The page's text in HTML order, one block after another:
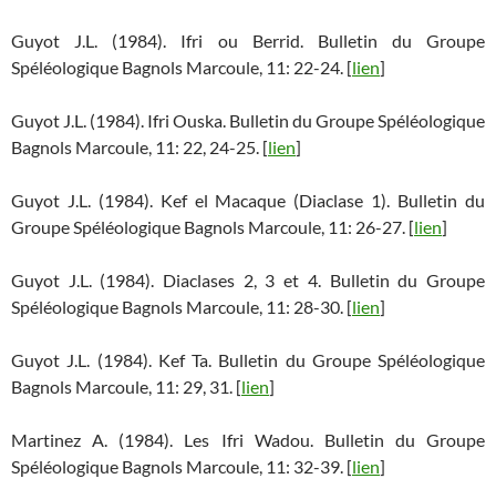
Guyot J.L. (1984). Ifri ou Berrid. Bulletin du Groupe
Spéléologique Bagnols Marcoule, 11: 22-24. [lien]
Guyot J.L. (1984). Ifri Ouska. Bulletin du Groupe Spéléologique
Bagnols Marcoule, 11: 22, 24-25. [lien]
Guyot J.L. (1984). Kef el Macaque (Diaclase 1). Bulletin du
Groupe Spéléologique Bagnols Marcoule, 11: 26-27. [lien]
Guyot J.L. (1984). Diaclases 2, 3 et 4. Bulletin du Groupe
Spéléologique Bagnols Marcoule, 11: 28-30. [lien]
Guyot J.L. (1984). Kef Ta. Bulletin du Groupe Spéléologique
Bagnols Marcoule, 11: 29, 31. [lien]
Martinez A. (1984). Les Ifri Wadou. Bulletin du Groupe
Spéléologique Bagnols Marcoule, 11: 32-39. [lien]